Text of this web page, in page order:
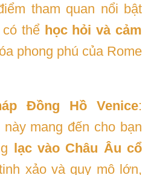
tham quan nổi bật
thể học hỏi và cảm
phong phú của Rome
Đồng Hồ Venice:
mang đến cho bạn
lạc vào Châu Âu cổ
xảo và quy mô lớn,